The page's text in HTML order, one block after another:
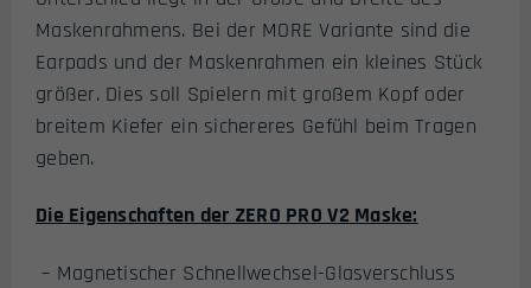
Maskenrahmens. Bei der MORE Variante sind die
Earpads und der Maskenrahmen ein kleines Stück
größer. Dies soll Spielern mit großem Kopf oder
breitem Kiefer ein sichereres Gefühl beim Tragen
geben.
Die Eigenschaften der ZERO PRO V2 Maske:
– Magnetischer Schnellwechsel-Glasverschluss